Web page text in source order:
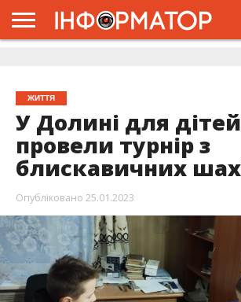
ЖИТТЯ
У Долині для дітей
провели турнір з
блискавичних
Опубліковано 25.01.2023